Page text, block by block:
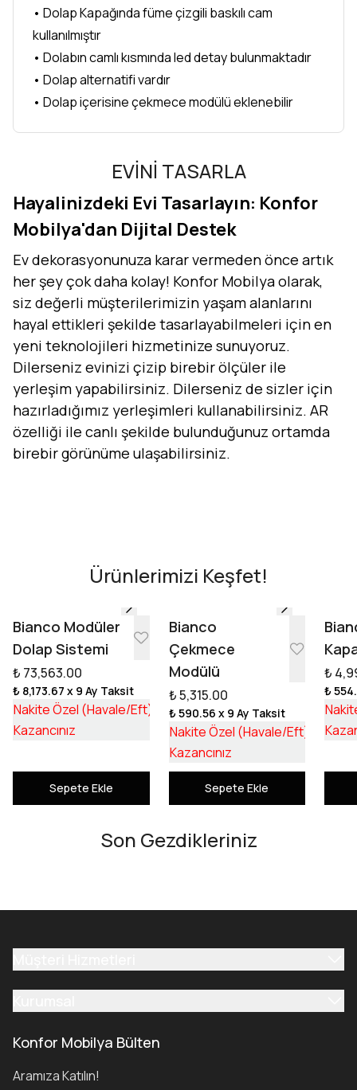
• Dolap Kapağında füme çizgili baskılı cam
kullanılmıştır
• Dolabın camlı kısmında led detay bulunmaktadır
• Dolap alternatifi vardır
• Dolap içerisine çekmece modülü eklenebilir
EVİNİ TASARLA
Hayalinizdeki Evi Tasarlayın: Konfor
Mobilya'dan Dijital Destek
Ev dekorasyonunuza karar vermeden önce artık
her şey çok daha kolay! Konfor Mobilya olarak,
siz değerli müşterilerimizin yaşam alanlarını
hayal ettikleri şekilde tasarlayabilmeleri için en
yeni teknolojileri hizmetinize sunuyoruz.
Dilerseniz evinizi çizip birebir ölçüler ile
yerleşim yapabilirsiniz. Dilerseniz de sizler için
hazırladığımız yerleşimleri kullanabilirsiniz. AR
özelliği ile canlı şekilde bulunduğunuz ortamda
birebir görünüme ulaşabilirsiniz.
Tasarıma Başla
Ürünlerimizi Keşfet!
Bianco Modüler
Dolap Sistemi
₺ 73,563.00
₺ 8,173.67 x 9 Ay Taksit
Nakite Özel (Havale/Eft) ₺ 55,253.17
Kazancınız ₺ 18,309.83
Sepete Ekle
Bianco
Çekmece
Modülü
₺ 5,315.00
₺ 590.56 x 9 Ay Taksit
Nakite Özel (Havale/Eft) ₺
Kazancınız
Sepete Ekle
₺
₺
Son Gezdikleriniz
Konfor Mobilya Bülten
Aramıza Katılın!